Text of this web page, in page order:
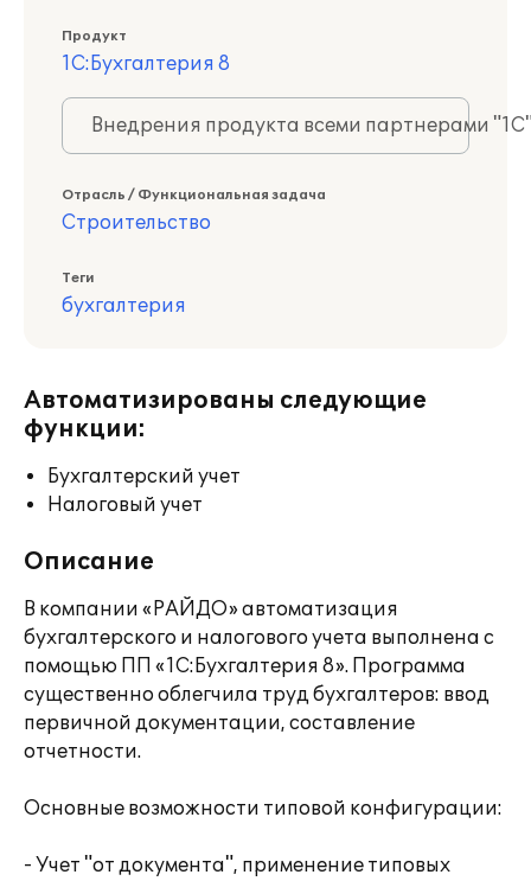
Продукт
1С:Бухгалтерия 8
Внедрения продукта всеми партнерами
Отрасль / Функциональная задача
Строительство
Теги
бухгалтерия
Автоматизированы следующие
функции:
Бухгалтерский учет
Налоговый учет
Описание
В компании «РАЙДО» автоматизация
бухгалтерского и налогового учета выполнена с
помощью ПП «1С:Бухгалтерия 8». Программа
существенно облегчила труд бухгалтеров: ввод
первичной документации, составление
отчетности.
Основные возможности типовой конфигурации:
- Учет "от документа", применение типовых